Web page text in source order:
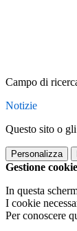
Campo di
Notizie
Questo sito o
Personalizza
Gestione cookie
In questa
I cookie
Per conoscere